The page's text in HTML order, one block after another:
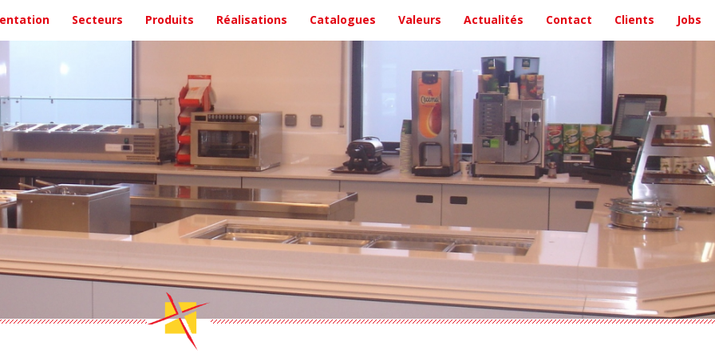
Secteurs Produits Réalisations Catalogues Valeurs Actualités Contact Clients Jobs